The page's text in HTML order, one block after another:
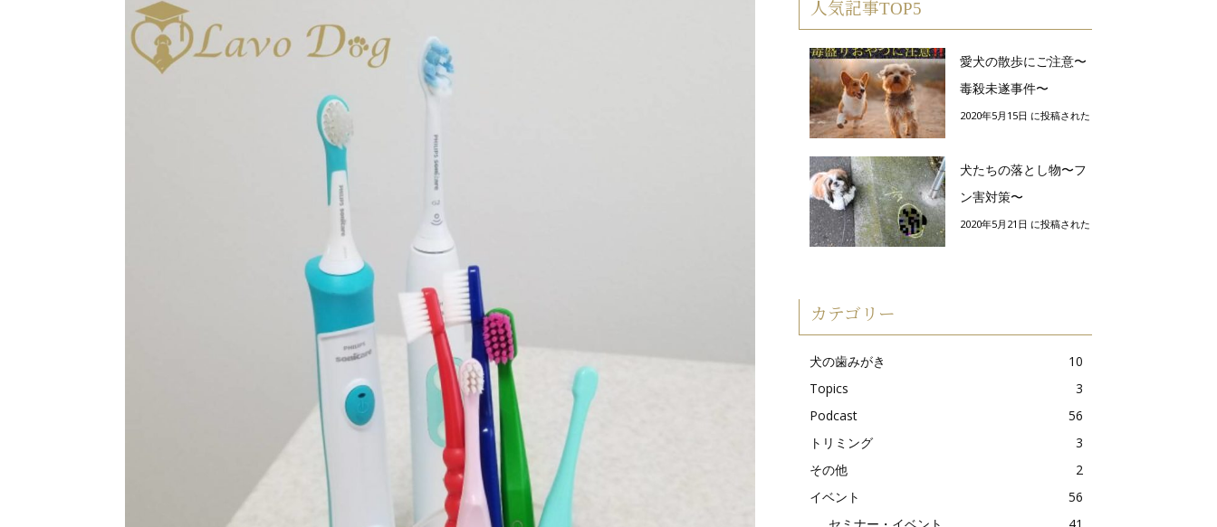
人気記事TOP5
愛犬の散歩にご注意〜
毒殺未遂事件〜
2020年5月15日 に投稿された
犬たちの落とし物〜フ
ン害対策〜
2020年5月21日 に投稿された
カテゴリー
犬の歯みがき
10
Topics
3
Podcast
56
トリミング
3
その他
2
イベント
56